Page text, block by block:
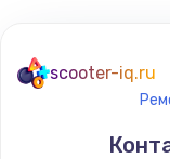
scooter-iq.ru